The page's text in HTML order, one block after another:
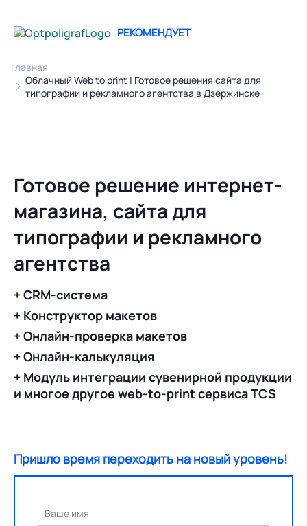
Главная
Облачный Web to print | Готовое решения сайта для
типографии и рекламного агентства в Дзержинске
РЕКОМЕНДУЕТ
Готовое решение интернет-
магазина, сайта для
типографии и рекламного
агентства
+ CRM-система
+ Конструктор макетов
+ Онлайн-проверка макетов
+ Онлайн-калькуляция
+ Модуль интеграции сувенирной продукции
и многое другое web-to-print сервиса TCS
Пришло время переходить на новый уровень!
Ваше имя